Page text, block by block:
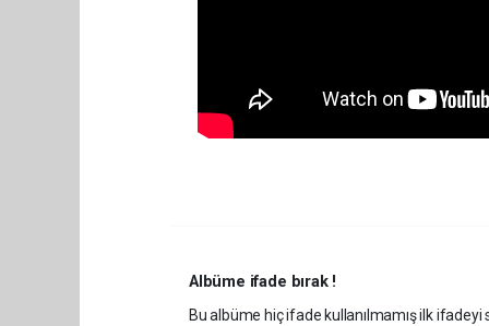
Albüme ifade bırak !
Bu albüme hiç ifade kullanılmamış ilk ifadeyi